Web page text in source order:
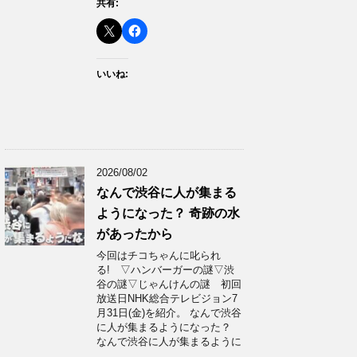
共有:
いいね:
2026/08/02
なんで渋谷に人が集まる
ようになった？ 奇跡の水
があったから
今回はチコちゃんに叱られ
る! ▽ハンバーガーの謎▽渋
谷の謎▽じゃんけんの謎 初回
放送日NHK総合テレビジョン7
月31日(金)を紹介。 なんで渋谷
に人が集まるようになった？
なんで渋谷に人が集まるように